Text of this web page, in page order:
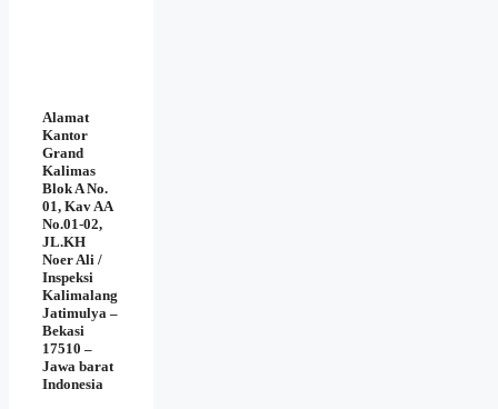
Alamat
Kantor
Grand
Kalimas
Blok A No.
01, Kav AA
No.01-02,
JL.KH
Noer Ali /
Inspeksi
Kalimalang
Jatimulya –
Bekasi
17510 –
Jawa barat
Indonesia